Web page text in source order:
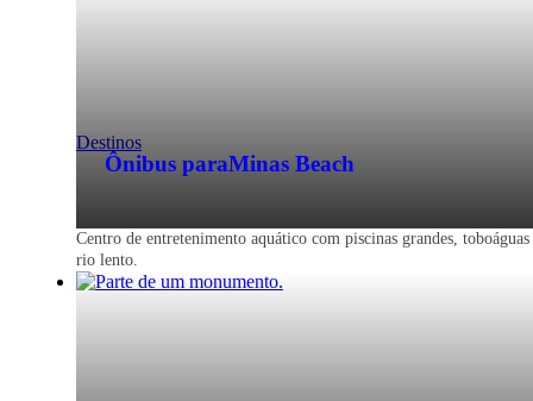
Destinos
Ônibus paraMinas Beach
Centro de entretenimento aquático com piscinas grandes, toboáguas
rio lento.